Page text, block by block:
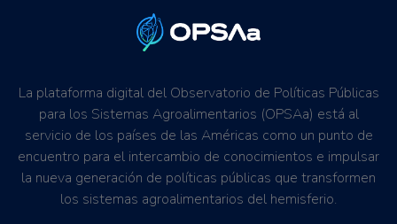
La plataforma digital del Observatorio de Políticas Públicas
para los Sistemas Agroalimentarios (OPSAa) está al
servicio de los países de las Américas como un punto de
encuentro para el intercambio de conocimientos e impulsar
la nueva generación de políticas públicas que transformen
los sistemas agroalimentarios del hemisferio.